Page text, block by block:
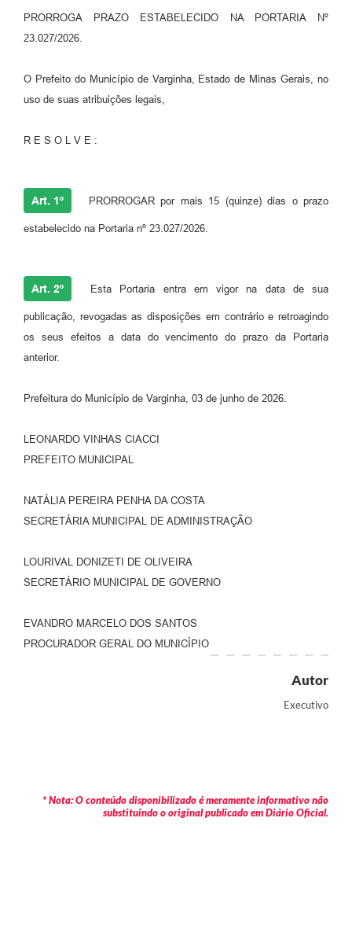
PRORROGA PRAZO ESTABELECIDO NA PORTARIA Nº
23.027/2026.
O Prefeito do Município de Varginha, Estado de Minas Gerais, no
uso de suas atribuições legais,
R E S O L V E :
Art. 1º PRORROGAR por mais 15 (quinze) dias o prazo
estabelecido na Portaria nº 23.027/2026.
Art. 2º Esta Portaria entra em vigor na data de sua
publicação, revogadas as disposições em contrário e retroagindo
os seus efeitos a data do vencimento do prazo da Portaria
anterior.
Prefeitura do Município de Varginha, 03 de junho de 2026.
LEONARDO VINHAS CIACCI
PREFEITO MUNICIPAL
NATÁLIA PEREIRA PENHA DA COSTA
SECRETÁRIA MUNICIPAL DE ADMINISTRAÇÃO
LOURIVAL DONIZETI DE OLIVEIRA
SECRETÁRIO MUNICIPAL DE GOVERNO
EVANDRO MARCELO DOS SANTOS
PROCURADOR GERAL DO MUNICÍPIO
Autor
Executivo
* Nota: O conteúdo disponibilizado é meramente informativo não
substituindo o original publicado em Diário Oficial.